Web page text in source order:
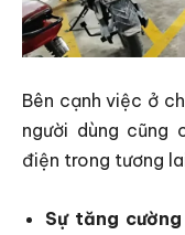
Bên cạnh việc ở
người dùng cũng
điện trong tương
Sự tăng